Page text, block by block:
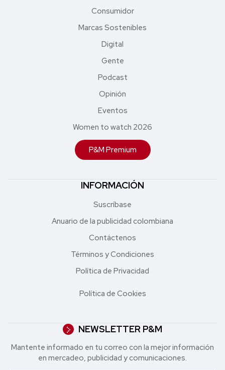
Consumidor
Marcas Sostenibles
Digital
Gente
Podcast
Opinión
Eventos
Women to watch 2026
P&M Premium
INFORMACIÓN
Suscríbase
Anuario de la publicidad colombiana
Contáctenos
Términos y Condiciones
Política de Privacidad
Política de Cookies
NEWSLETTER P&M
Mantente informado en tu correo con la mejor in formación
en mercadeo, publicidad y comunicaciones.